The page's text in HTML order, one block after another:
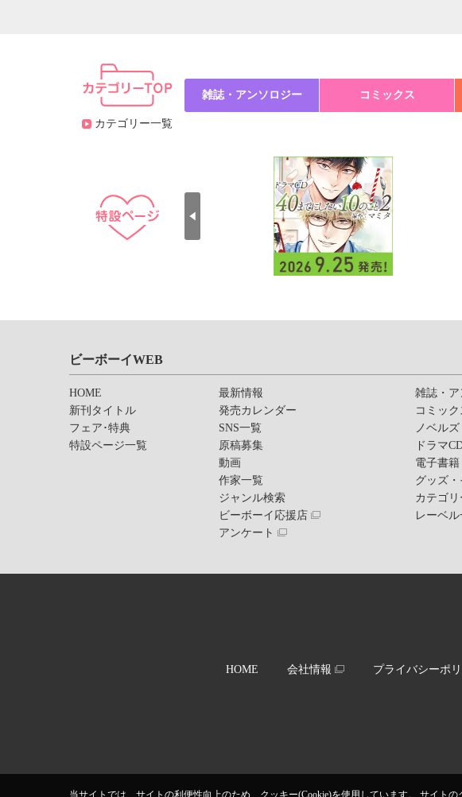
当サイトでは、サイトの利便性向上のため、クッキー(Cookie)を使用しています。 サイトの
カテゴリー一覧
雑誌・アンソロジー コミックス
ビーボーイWEB
HOME
新刊タイトル
フェア･特典
特設ページ一覧
最新情報
発売カレンダー
SNS一覧
原稿募集
動画
作家一覧
ジャンル検索
ビーボーイ応援店
アンケート
雑誌・ア
コミック
ノベルズ
ドラマ
電子書籍
グッズ
カテゴ
レーベ
HOME 会社情報 プライバシーポ